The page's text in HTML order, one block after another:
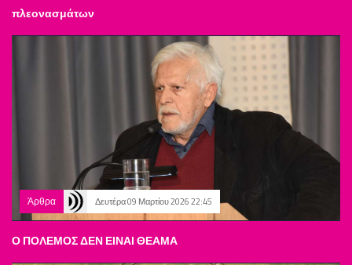
πλεονασμάτων
Άρθρα Δευτέρα 09 Μαρτίου 2026 22:45
Ο ΠΟΛΕΜΟΣ ΔΕΝ ΕΙΝΑΙ ΘΕΑΜΑ